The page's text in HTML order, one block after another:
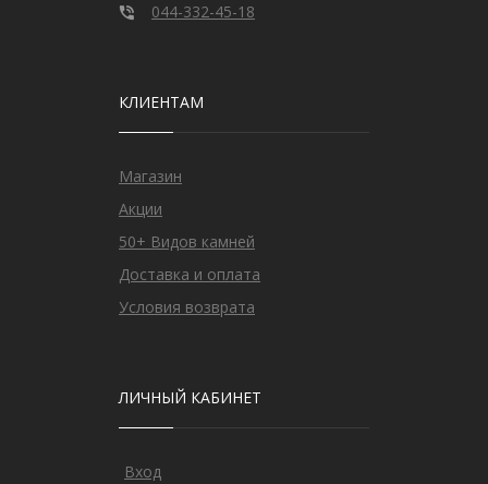
044-332-45-18
КЛИЕНТАМ
Магазин
Акции
50+ Видов камней
Доставка и оплата
Условия возврата
ЛИЧНЫЙ КАБИНЕТ
Вход